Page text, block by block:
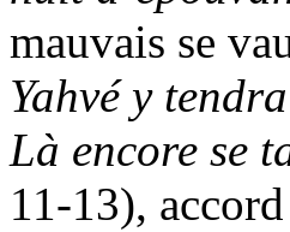
mauvais se
Yahvé y
Là encore se
11-13),